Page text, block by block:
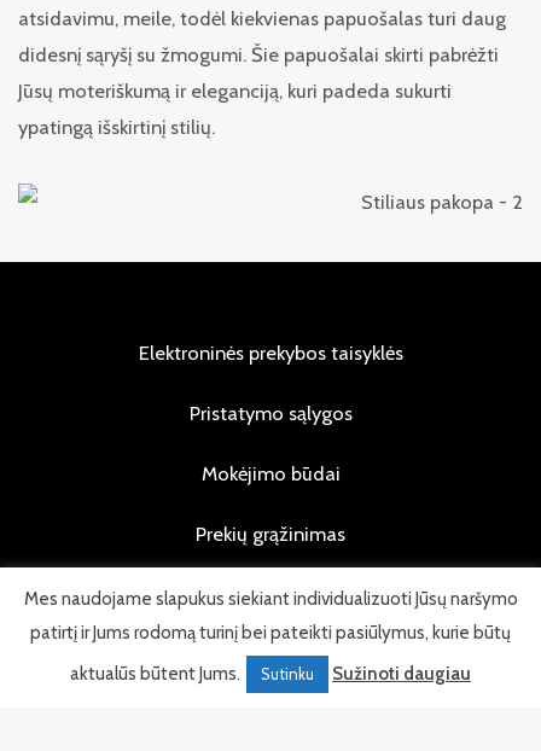
atsidavimu, meile, todėl kiekvienas papuošalas turi daug
didesnį sąryšį su žmogumi. Šie papuošalai skirti pabrėžti
Jūsų moteriškumą ir eleganciją, kuri padeda sukurti
ypatingą išskirtinį stilių.
Elektroninės prekybos taisyklės
Pristatymo sąlygos
Mokėjimo būdai
Prekių grąžinimas
Privatumo politika
Mes naudojame slapukus siekiant individualizuoti Jūsų naršymo
patirtį ir Jums rodomą turinį bei pateikti pasiūlymus, kurie būtų
aktualūs būtent Jums.
Sutinku Sužinoti daugiau